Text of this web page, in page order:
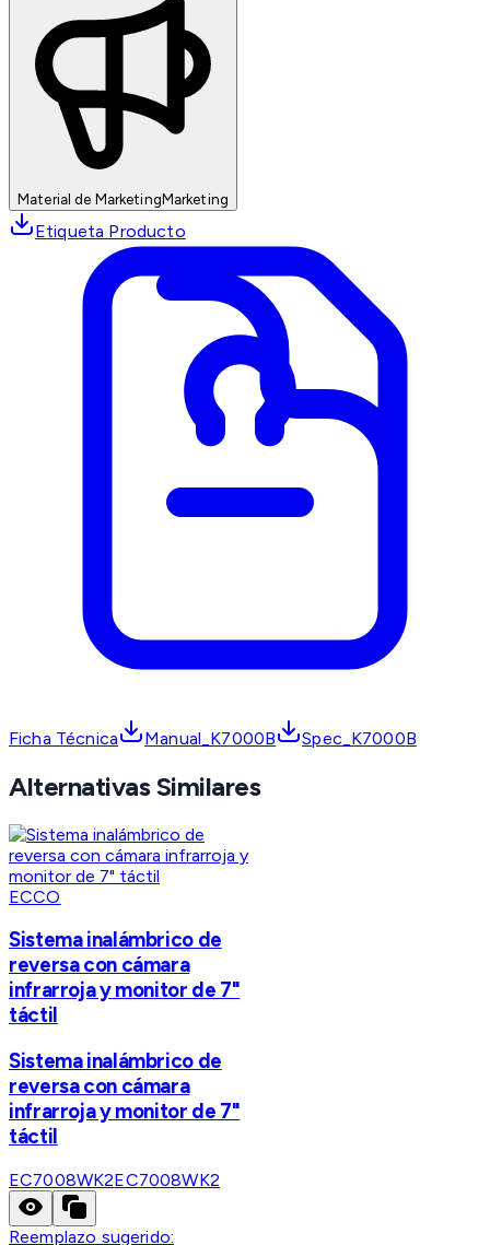
Material de MarketingMarketing
Etiqueta Producto
Ficha Técnica Manual_K7000B Spec_K7000B
Alternativas Similares
ECCO
Sistema inalámbrico de
reversa con cámara
infrarroja y monitor de 7"
táctil
Sistema inalámbrico de
reversa con cámara
infrarroja y monitor de 7"
táctil
EC7008WK2EC7008WK2
Reemplazo sugerido: